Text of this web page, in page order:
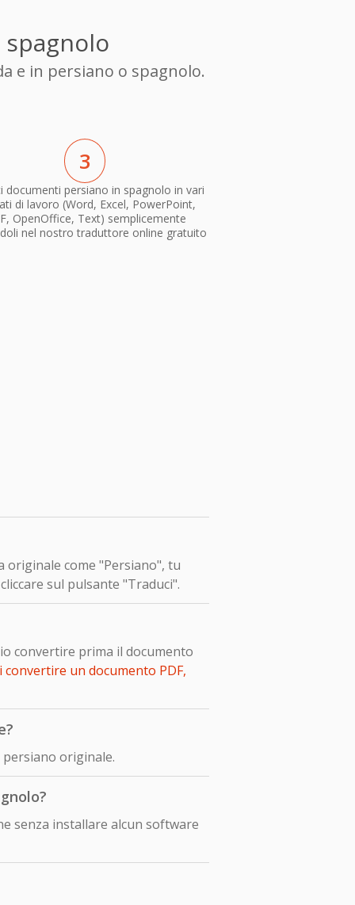
e in persiano o spagnolo.
3
documenti persiano in spagnolo in vari
di lavoro (Word, Excel, PowerPoint,
OpenOffice, Text) semplicemente
nel nostro traduttore online gratuito
come "Persiano", tu
sul pulsante "Traduci".
convertire prima il documento
convertire un documento PDF,
originale.
senza installare alcun software